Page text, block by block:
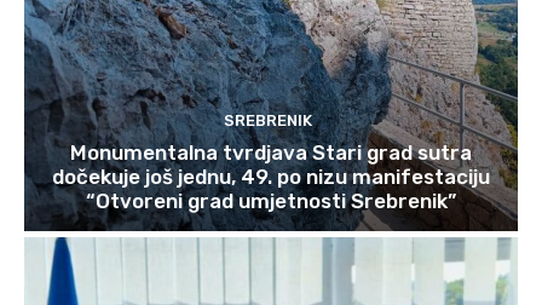
SREBRENIK
Monumentalna tvrdjava Stari grad sutra
dočekuje još jednu, 49. po nizu manifestaciju
“Otvoreni grad umjetnosti Srebrenik”